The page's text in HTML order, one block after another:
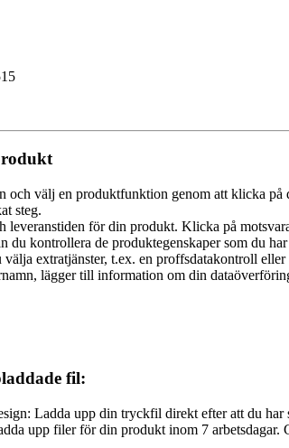
och välj en produktfunktion genom att klicka på
steg.
leveranstiden för din produkt. Klicka på
du kontrollera de produktegenskaper som du
extratjänster, t.ex. en proffsdatakontroll
lägger till information om din
fil:
Ladda upp din tryckfil direkt efter att du
upp filer för din produkt inom 7